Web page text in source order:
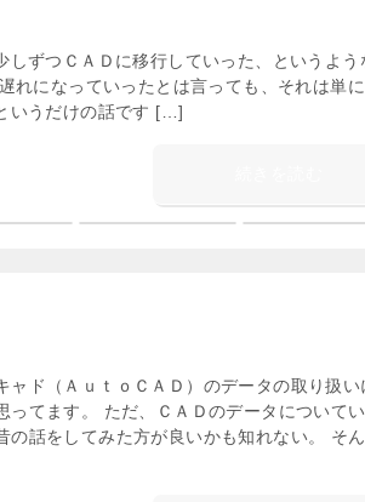
しずつＣＡＤに移行していった、というよう
れになっていったとは言っても、それは単
いうだけの話です […]
ャド（ＡｕｔｏＣＡＤ）のデータの取り扱い
ってます。 ただ、ＣＡＤのデータについて
の話をしてみた方が良いかも知れない。 そん